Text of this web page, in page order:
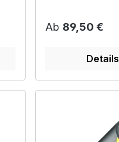
Regulärer Preis:
Ab 89,50 €
Details